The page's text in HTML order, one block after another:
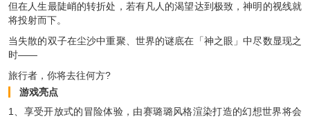
但在人生最陡峭的转折处，若有凡人的渴望达到极致，神明的视线就
将投射而下。
当失散的双子在尘沙中重聚、世界的谜底在「神之眼」中尽数显现之
时——
旅行者，你将去往何方?
游戏亮点
1、享受开放式的冒险体验，由赛璐璐风格渲染打造的幻想世界将会